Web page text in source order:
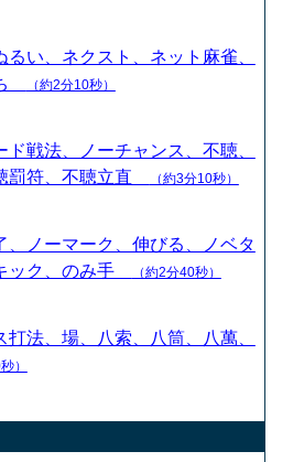
るい、ネクスト、ネット麻雀、
（約2分10秒）
ド戦法、ノーチャンス、不聴、
罰符、不聴立直
（約3分10秒）
、ノーマーク、伸びる、ノベタ
ック、のみ手
（約2分40秒）
打法、場、八索、八筒、八萬、
）